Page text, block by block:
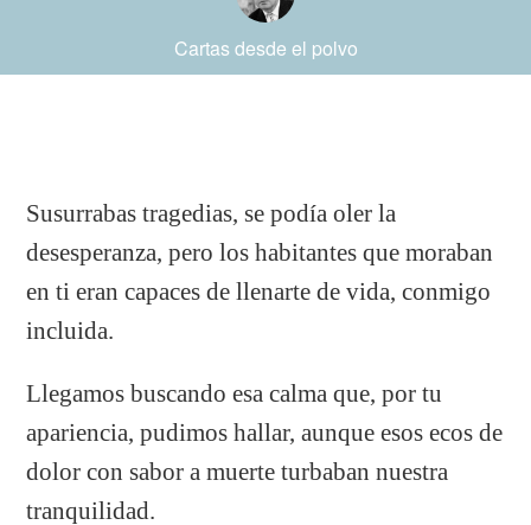
Cartas desde el polvo
Susurrabas tragedias, se podía oler la
desesperanza, pero los habitantes que moraban
en ti eran capaces de llenarte de vida, conmigo
incluida.
Llegamos buscando esa calma que, por tu
apariencia, pudimos hallar, aunque esos ecos de
dolor con sabor a muerte turbaban nuestra
tranquilidad.